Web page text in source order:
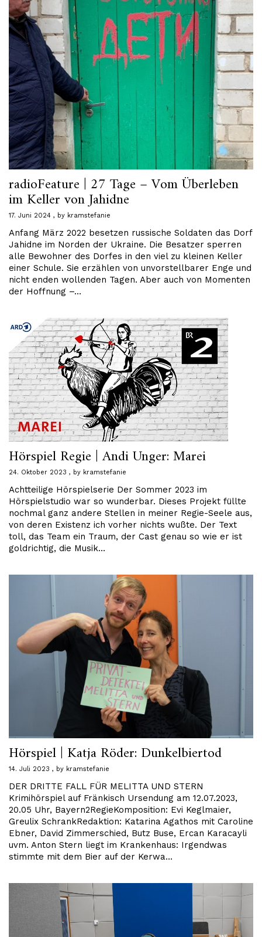
radioFeature | 27 Tage – Vom Überleben
im Keller von Jahidne
17. Juni 2024 by kramstefanie
Anfang März 2022 besetzen russische Soldaten das Dorf
Jahidne im Norden der Ukraine. Die Besatzer sperren
alle Bewohner des Dorfes in den viel zu kleinen Keller
einer Schule. Sie erzählen von unvorstellbarer Enge und
nicht enden wollenden Tagen. Aber auch von Momenten
der Hoffnung –…
Hörspiel Regie | Andi Unger: Marei
24. Oktober 2023 by kramstefanie
Achtteilige Hörspielserie Der Sommer 2023 im
Hörspielstudio war so wunderbar. Dieses Projekt füllte
nochmal ganz andere Stellen in meiner Regie-Seele aus,
von deren Existenz ich vorher nichts wußte. Der Text
toll, das Team ein Traum, der Cast genau so wie er ist
goldrichtig, die Musik…
Hörspiel | Katja Röder: Dunkelbiertod
14. Juli 2023 by kramstefanie
DER DRITTE FALL FÜR MELITTA UND STERN
Krimihörspiel auf Fränkisch Ursendung am 12.07.2023,
20.05 Uhr, Bayern2RegieKomposition: Evi Keglmaier,
Greulix SchrankRedaktion: Katarina Agathos mit Caroline
Ebner, David Zimmerschied, Butz Buse, Ercan Karacayli
uvm. Anton Stern liegt im Krankenhaus: Irgendwas
stimmte mit dem Bier auf der Kerwa…